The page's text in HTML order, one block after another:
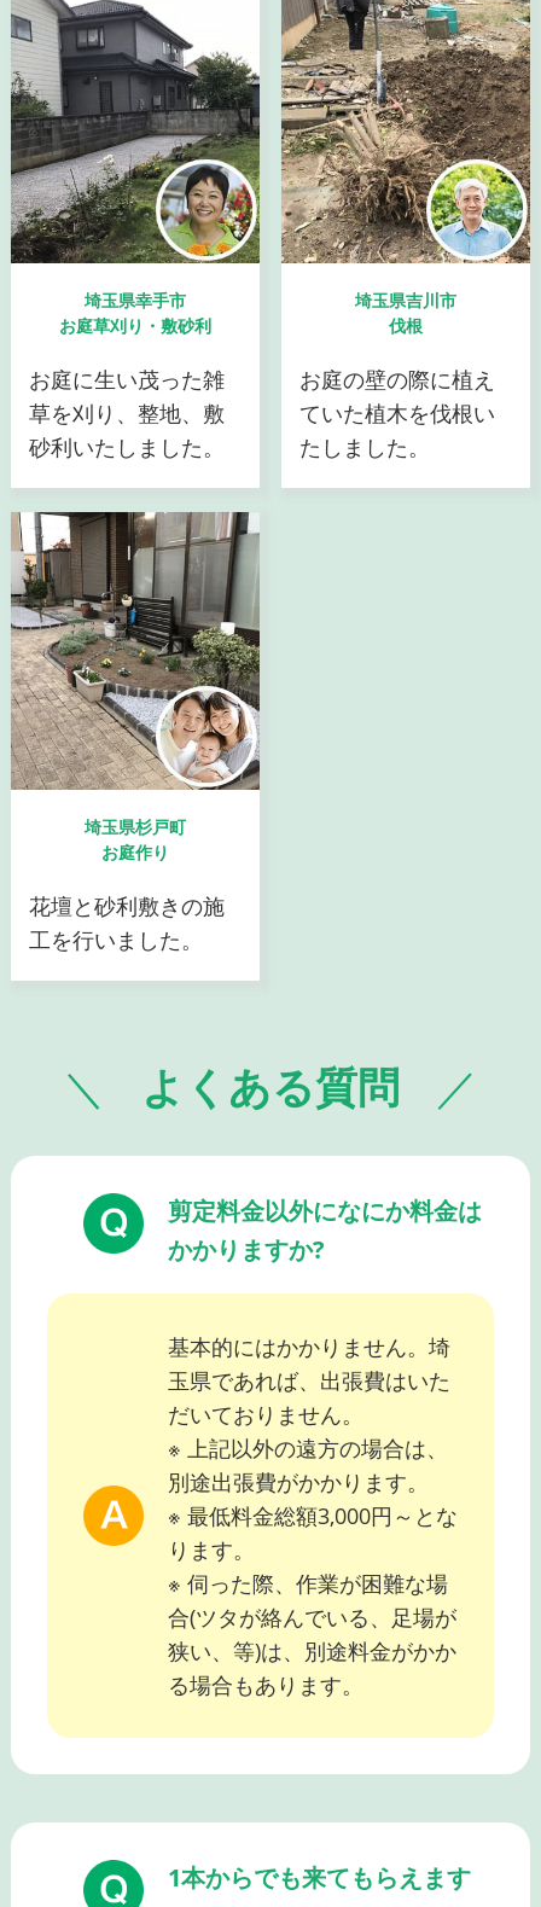
埼玉県幸手市
お庭草刈り・敷砂利
お庭に生い茂った雑
草を刈り、整地、敷
砂利いたしました。
埼玉県吉川市
伐根
お庭の壁の際に植え
ていた植木を伐根い
たしました。
埼玉県杉戸町
お庭作り
花壇と砂利敷きの施
工を行いました。
よくある質問
剪定料金以外になにか料金は
かかりますか?
基本的にはかかりません。埼
玉県であれば、出張費はいた
だいておりません。
※ 上記以外の遠方の場合は、
別途出張費がかかります。
※ 最低料金総額3,000円～とな
ります。
※ 伺った際、作業が困難な場
合(ツタが絡んでいる、足場が
狭い、等)は、別途料金がかか
る場合もあります。
1本からでも来てもらえます